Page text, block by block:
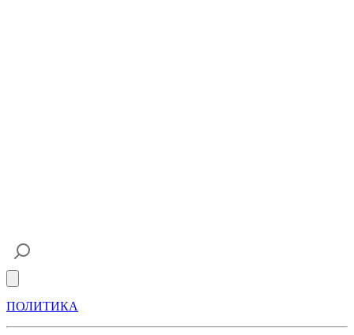
ПОЛИТИКА